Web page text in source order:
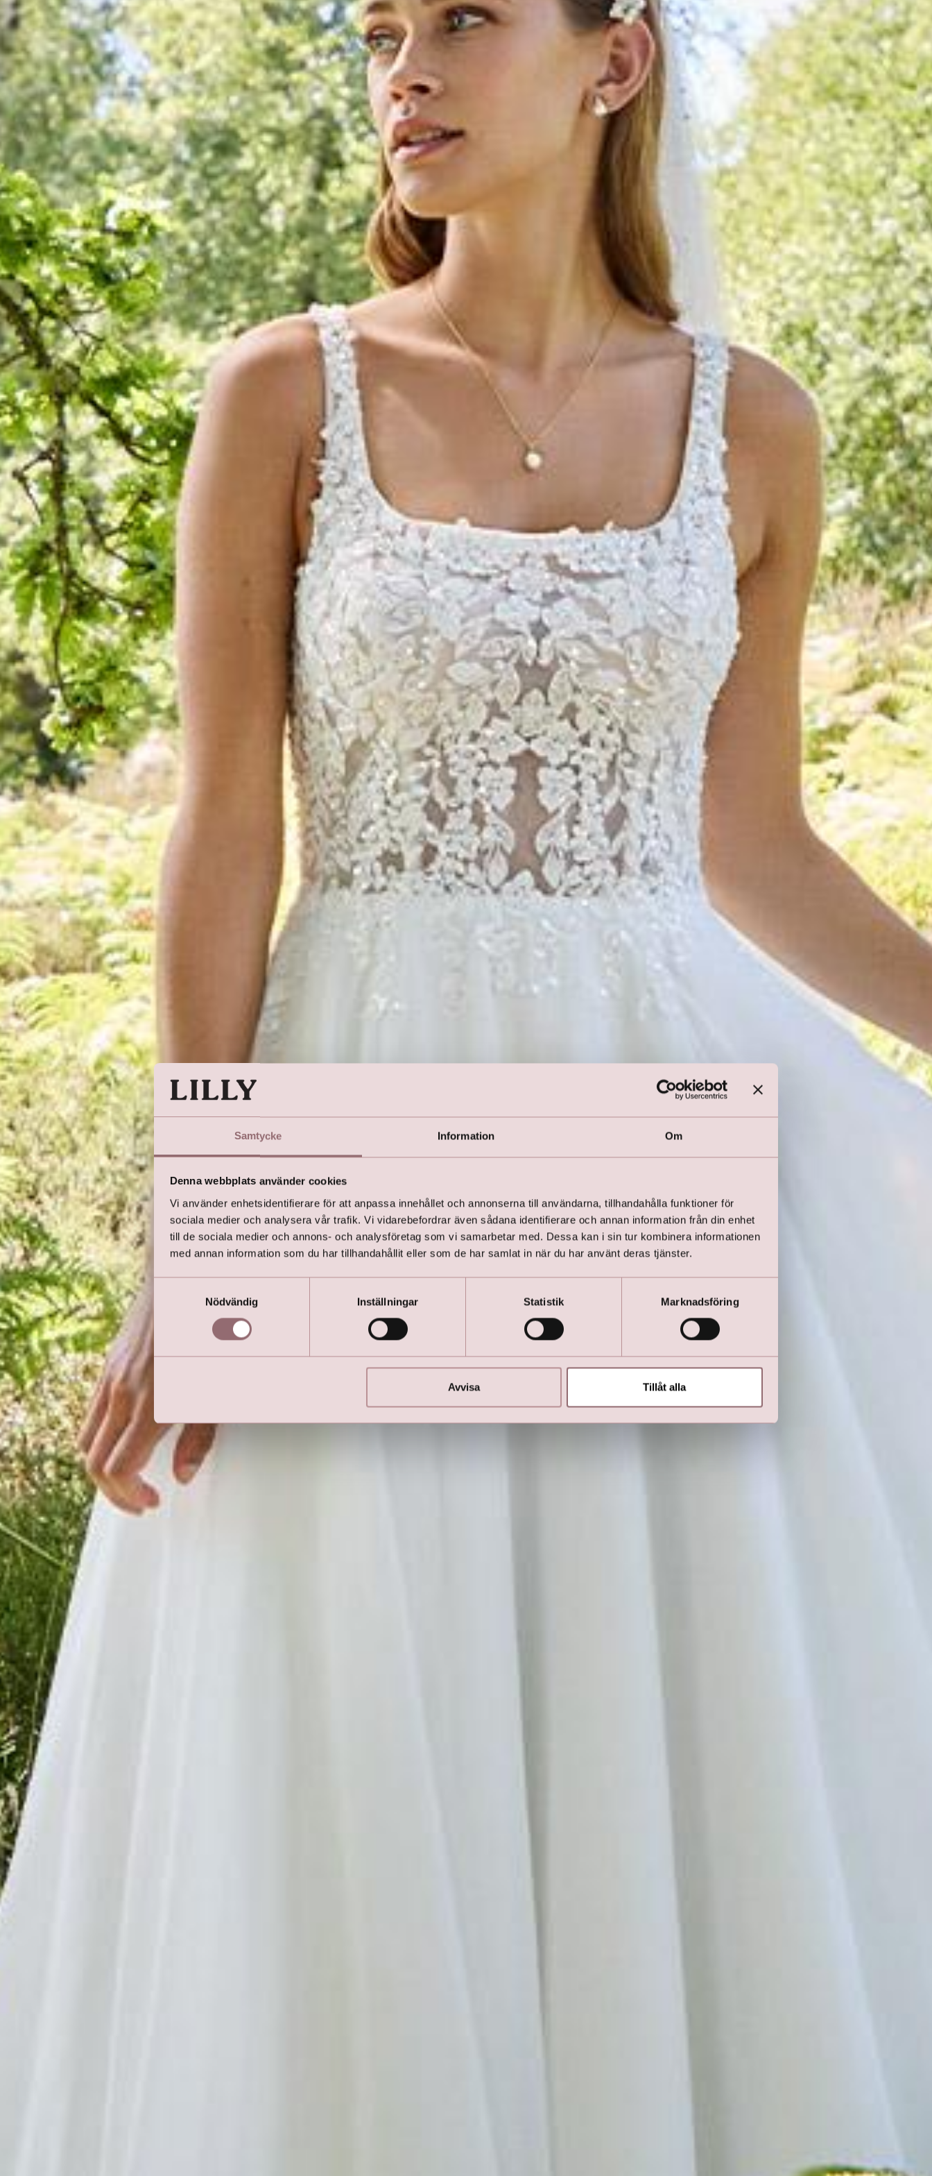
Samtycke Information Om
Denna webbplats använder cookies
Vi använder enhetsidentifierare för att anpassa innehållet och annonserna till användarna, tillhandahålla funktioner för
sociala medier och analysera vår trafik. Vi vidarebefordrar även sådana identifierare och annan information från din enhet
till de sociala medier och annons- och analysföretag som vi samarbetar med. Dessa kan i sin tur kombinera informationen
med annan information som du har tillhandahållit eller som de har samlat in när du har använt deras tjänster.
Nödvändig
Inställningar Statistik Marknadsföring
Avvisa Tillåt alla
Lilly Brudklänningar